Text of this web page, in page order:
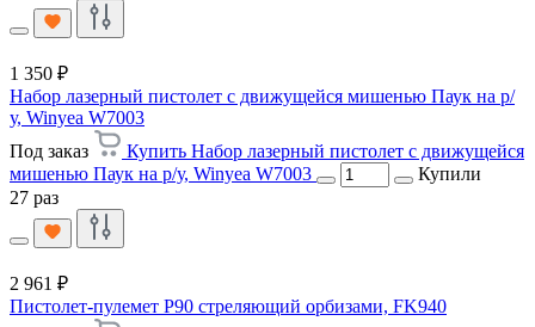
1 350 ₽
Набор лазерный пистолет с движущейся мишенью Паук на р/
у, Winyea W7003
Под заказ
Купить Набор лазерный пистолет с движущейся
мишенью Паук на р/у, Winyea W7003
Купили
27 раз
2 961 ₽
Пистолет-пулемет P90 стреляющий орбизами, FK940